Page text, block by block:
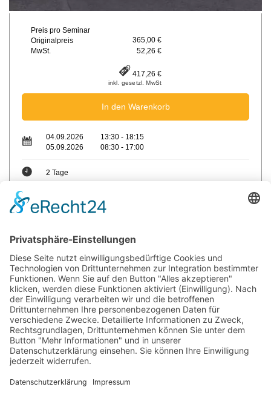
Preis pro Seminar
Originalpreis
365,00 €
MwSt.
52,26 €
417,26 €
inkl. gesetzl. MwSt
In den Warenkorb
04.09.2026
05.09.2026
13:30 - 18:15
08:30 - 17:00
2 Tage
max. Teilnehmer: 12
Sie haben Fragen?